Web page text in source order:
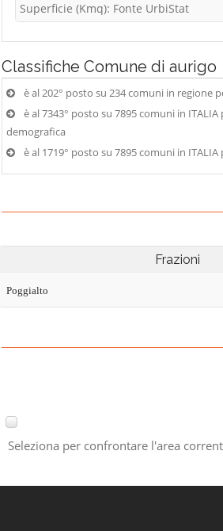
Superficie (Kmq): Fonte UrbiStat
Classifiche Comune di aurigo
è al 202° posto su 234 comuni in regione
è al 7343° posto su 7895 comuni in
demografica
è al 1719° posto su 7895 comuni in
Frazioni
Poggialto
Seleziona per confrontare l'area